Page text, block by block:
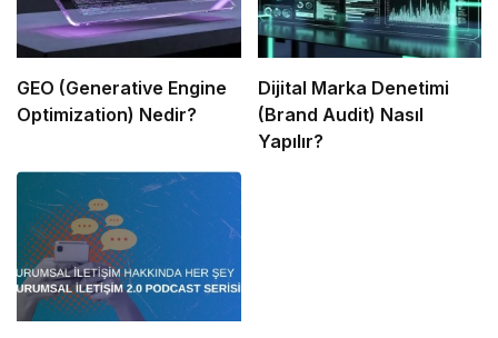
GEO (Generative Engine
Optimization) Nedir?
Dijital Marka Denetimi
(Brand Audit) Nasıl
Yapılır?